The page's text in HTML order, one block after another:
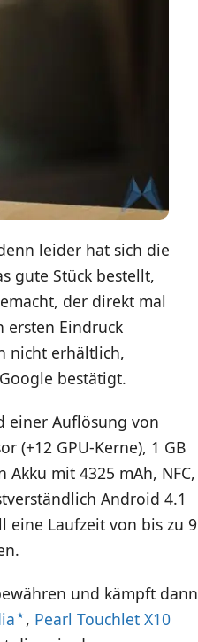
leider hat sich die
gute Stück bestellt,
der direkt mal
ersten Eindruck
nicht erhältlich,
bestätigt.
einer Auflösung von
(+12 GPU-Kerne), 1 GB
mit 4325 mAh, NFC,
Android 4.1
eine Laufzeit von bis zu 9
und kämpft dann
, Pearl Touchlet X10